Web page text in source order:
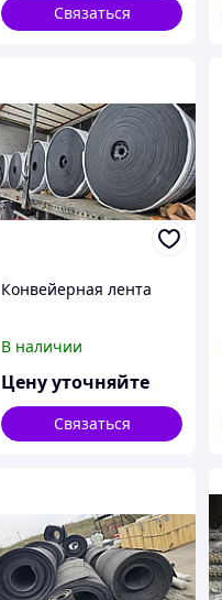
Связаться
Конвейерная лента
В наличии
Цену уточняйте
Связаться